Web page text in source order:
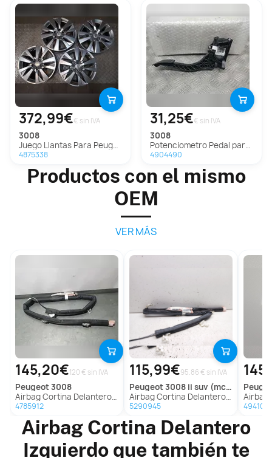
372,99€€ sin IVA
3008
Juego Llantas Para Peugeot 3008
4875338
31,25€€ sin IVA
3008
Potenciometro Pedal para Peugeot 3008
4904490
Productos con el mismo
OEM
VER MÁS
145,20€120 € sin IVA
peugeot3008
Airbag Cortina Delantero Izquierdo Para Peugeot 3008
4785912
115,99€95.86 € sin IVA
peugeot3008 ii suv (mc_, mr_, mj_, m4_)
Airbag Cortina Delantero Izquierdo para Peugeot 3008 Ii Suv (Mc_, Mr_, Mj_, M4_)
5290945
Airbag Cortina
Airbag Cortina Delantero
Izquierdo que también te